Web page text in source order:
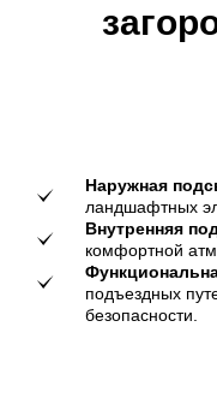
Наружная
ландшафтных
Внутренняя
комфортной
подъездных
безопасности.